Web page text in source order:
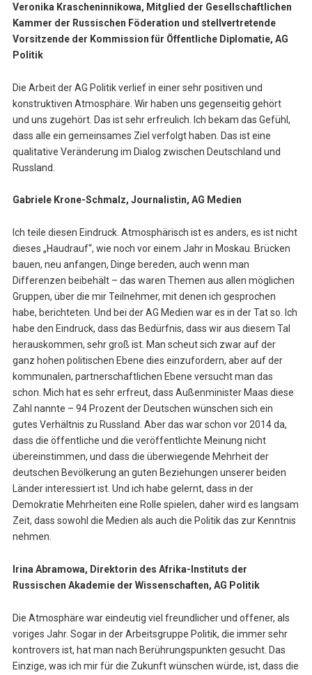
Veronika Krascheninnikowa, Mitglied der Gesellschaftlichen
Kammer der Russischen Föderation und stellvertretende
Vorsitzende der Kommission für Öffentliche Diplomatie, AG
Politik
Die Arbeit der AG Politik verlief in einer sehr positiven und
konstruktiven Atmosphäre. Wir haben uns gegenseitig gehört
und uns zugehört. Das ist sehr erfreulich. Ich bekam das Gefühl,
dass alle ein gemeinsames Ziel verfolgt haben. Das ist eine
qualitative Veränderung im Dialog zwischen Deutschland und
Russland.
Gabriele Krone-Schmalz, Journalistin, AG Medien
Ich teile diesen Eindruck. Atmosphärisch ist es anders, es ist nicht
dieses „Haudrauf“, wie noch vor einem Jahr in Moskau. Brücken
bauen, neu anfangen, Dinge bereden, auch wenn man
Differenzen beibehält – das waren Themen aus allen möglichen
Gruppen, über die mir Teilnehmer, mit denen ich gesprochen
habe, berichteten. Und bei der AG Medien war es in der Tat so. Ich
habe den Eindruck, dass das Bedürfnis, dass wir aus diesem Tal
herauskommen, sehr groß ist. Man scheut sich zwar auf der
ganz hohen politischen Ebene dies einzufordern, aber auf der
kommunalen, partnerschaftlichen Ebene versucht man das
schon. Mich hat es sehr erfreut, dass Außenminister Maas diese
Zahl nannte – 94 Prozent der Deutschen wünschen sich ein
gutes Verhältnis zu Russland. Aber das war schon vor 2014 da,
dass die öffentliche und die veröffentlichte Meinung nicht
übereinstimmen, und dass die überwiegende Mehrheit der
deutschen Bevölkerung an guten Beziehungen unserer beiden
Länder interessiert ist. Und ich habe gelernt, dass in der
Demokratie Mehrheiten eine Rolle spielen, daher wird es langsam
Zeit, dass sowohl die Medien als auch die Politik das zur Kenntnis
nehmen.
Irina Abramowa, Direktorin des Afrika-Instituts der
Russischen Akademie der Wissenschaften, AG Politik
Die Atmosphäre war eindeutig viel freundlicher und offener, als
voriges Jahr. Sogar in der Arbeitsgruppe Politik, die immer sehr
kontrovers ist, hat man nach Berührungspunkten gesucht. Das
Einzige, was ich mir für die Zukunft wünschen würde, ist, dass die